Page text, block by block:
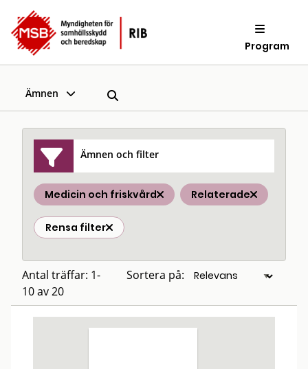
Program
Ämnen
Ämnen och filter
Medicin och friskvård Relaterade
Rensa filter
Antal träffar: 1-
10 av 20
Sortera på: